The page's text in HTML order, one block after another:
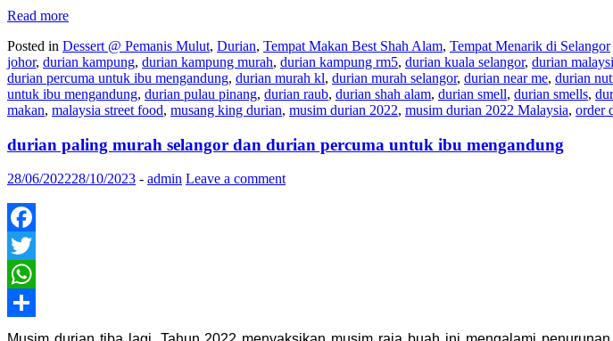
Read more
Posted in Dessert @ Pemanis Mulut, Durian, Tempat Makan Best Shah Alam, Tempat Menarik di Selangor
johor, durian kampung, durian kampung murah, durian kampung rm5, durian kuala selangor, durian
durian percuma untuk ibu mengandung, durian murah kl, durian murah selangor, durian near me, durian
untuk ibu mengandung, durian pulau pinang, durian raub, durian shah alam, durian smell, durian smells,
makan, malaysia street food, musang king durian, musim durian 2022, musim durian 2022 Malaysia, order
durian paling murah selangor dan durian percuma untuk ibu mengandung
28/06/202228/10/2023 - admin Leave a comment
Facebook
Twitter
WhatsApp
Share